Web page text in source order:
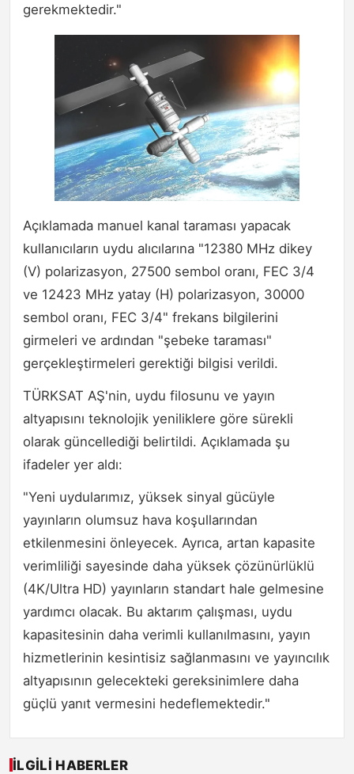
gerekmektedir."
Açıklamada manuel kanal taraması yapacak
kullanıcıların uydu alıcılarına "12380 MHz dikey
(V) polarizasyon, 27500 sembol oranı, FEC 3/4
ve 12423 MHz yatay (H) polarizasyon, 30000
sembol oranı, FEC 3/4" frekans bilgilerini
girmeleri ve ardından "şebeke taraması"
gerçekleştirmeleri gerektiği bilgisi verildi.
TÜRKSAT AŞ'nin, uydu filosunu ve yayın
altyapısını teknolojik yeniliklere göre sürekli
olarak güncellediği belirtildi. Açıklamada şu
ifadeler yer aldı:
"Yeni uydularımız, yüksek sinyal gücüyle
yayınların olumsuz hava koşullarından
etkilenmesini önleyecek. Ayrıca, artan kapasite
verimliliği sayesinde daha yüksek çözünürlüklü
(4K/Ultra HD) yayınların standart hale gelmesine
yardımcı olacak. Bu aktarım çalışması, uydu
kapasitesinin daha verimli kullanılmasını, yayın
hizmetlerinin kesintisiz sağlanmasını ve yayıncılık
altyapısının gelecekteki gereksinimlere daha
güçlü yanıt vermesini hedeflemektedir."
İLGILI HABERLER